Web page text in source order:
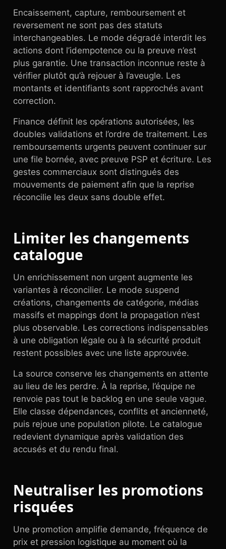
Encaissement, capture, remboursement et
reversement ne sont pas des statuts
interchangeables. Le mode dégradé interdit les
actions dont l’idempotence ou la preuve n’est
plus garantie. Une transaction inconnue reste à
vérifier plutôt qu’à rejouer à l’aveugle. Les
montants et identifiants sont rapprochés avant
correction.
Finance définit les opérations autorisées, les
doubles validations et l’ordre de traitement. Les
remboursements urgents peuvent continuer sur
une file bornée, avec preuve PSP et écriture. Les
gestes commerciaux sont distingués des
mouvements de paiement afin que la reprise
réconcilie les deux sans double effet.
Limiter les changements
catalogue
Un enrichissement non urgent augmente les
variantes à réconcilier. Le mode suspend
créations, changements de catégorie, médias
massifs et mappings dont la propagation n’est
plus observable. Les corrections indispensables
à une obligation légale ou à la sécurité produit
restent possibles avec une liste approuvée.
La source conserve les changements en attente
au lieu de les perdre. À la reprise, l’équipe ne
renvoie pas tout le backlog en une seule vague.
Elle classe dépendances, conflits et ancienneté,
puis rejoue une population pilote. Le catalogue
redevient dynamique après validation des
accusés et du rendu final.
Neutraliser les promotions
risquées
Une promotion amplifie demande, fréquence de
prix et pression logistique au moment où la